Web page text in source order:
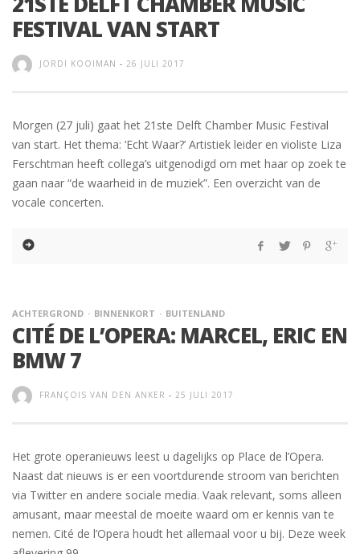
FESTIVAL VAN START
JORDI KOOIMAN - 26 JULI 2017
Morgen (27 juli) gaat het 21ste Delft Chamber Music Festival
van start. Het thema: ‘Echt Waar?’ Artistiek leider en violiste Liza
Ferschtman heeft collega’s uitgenodigd om met haar op zoek te
gaan naar “de waarheid in de muziek”. Een overzicht van de
vocale concerten.
ACHTERGROND BINNENKORT BUITENLAND
CITÉ DE L’OPERA: MARCEL, ERIC EN
BMW 7
FRANÇOIS VAN DEN ANKER - 25 JULI 2017
Het grote operanieuws leest u dagelijks op Place de l’Opera.
Naast dat nieuws is er een voortdurende stroom van berichten
via Twitter en andere sociale media. Vaak relevant, soms alleen
amusant, maar meestal de moeite waard om er kennis van te
nemen. Cité de l’Opera houdt het allemaal voor u bij. Deze week